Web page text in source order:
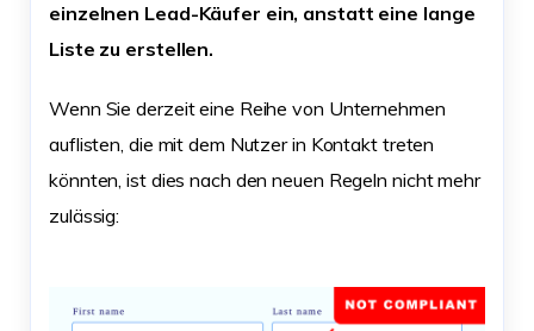
einzelnen Lead-Käufer ein, anstatt eine lange
Liste zu erstellen.
Wenn Sie derzeit eine Reihe von Unternehmen
auflisten, die mit dem Nutzer in Kontakt treten
könnten, ist dies nach den neuen Regeln nicht mehr
zulässig: